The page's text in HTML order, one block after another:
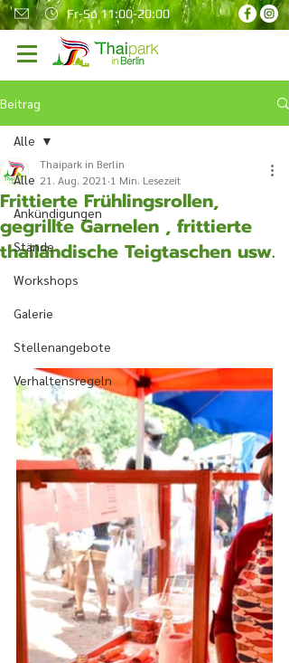
Fr-So 11:00-20:00
Beitrag
Alle
Ankündigungen
Stände
Workshops
Galerie
Stellenangebote
Verhaltensregeln
Alle
Frittierte Frühlingsrollen,
gegrillte Garnelen , frittierte
thailändische Teigtaschen usw.
Thaipark in Berlin
21. Aug. 2021 1 Min. Lesezeit